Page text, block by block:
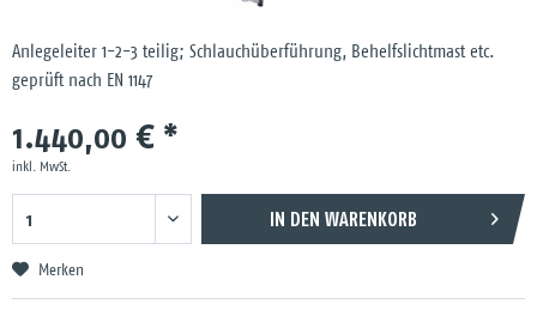
Anlegeleiter 1-2-3 teilig; Schlauchüberführung, Behelfslichtmast etc.
geprüft nach EN 1147
1.440,00 € *
inkl. MwSt.
IN DEN WARENKORB
Merken